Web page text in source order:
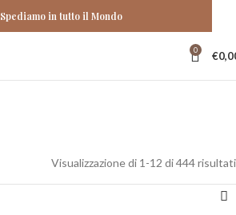
0 €
Visualizzazione di 1-12 di 444 risultati
Spediamo in tutto il Mondo